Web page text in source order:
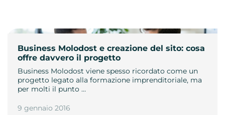
Business Molodost e creazione del sito: cosa
offre davvero il progetto
Business Molodost viene spesso ricordato come un
progetto legato alla formazione imprenditoriale, ma
per molti il punto …
9 gennaio 2016